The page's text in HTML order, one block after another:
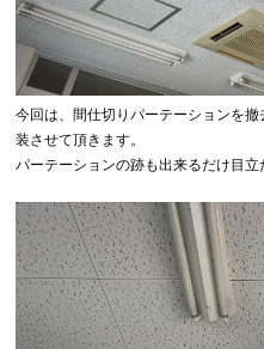
今回は、間仕切りパーテーションを
装させて頂きます。
パーテーションの跡も出来るだけ目立